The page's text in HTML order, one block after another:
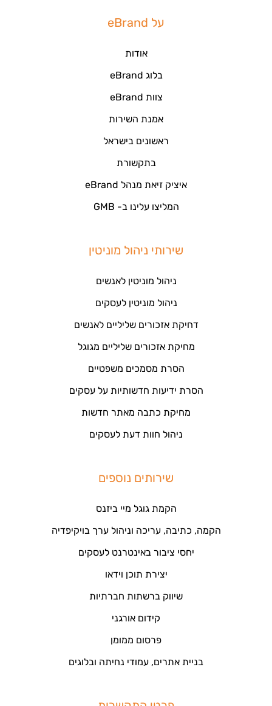
על eBrand
אודות
בלוג eBrand
צוות eBrand
אמנת השירות
ראשונים בישראל
בתקשורת
איציק זיאת מנהל eBrand
המליצו עלינו ב- GMB
שירותי ניהול מוניטין
ניהול מוניטין לאנשים
ניהול מוניטין לעסקים
דחיקת אזכורים שליליים לאנשים
מחיקת אזכורים שליליים מגוגל
הסרת מסמכים משפטיים
הסרת ידיעות חדשותיות על עסקים
מחיקת כתבה מאתר חדשות
ניהול חוות דעת לעסקים
שירותים נוספים
הקמת גוגל מיי ביזנס
הקמה, כתיבה, עריכה וניהול ערך בויקיפדיה
יחסי ציבור באינטרנט לעסקים
יצירת תוכן וידאו
שיווק ברשתות חברתיות
קידום אורגני
פרסום ממומן
בניית אתרים, עמודי נחיתה ובלוגים